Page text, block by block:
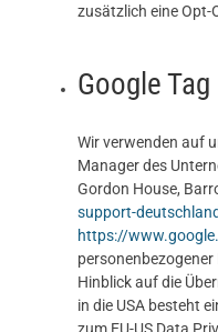
zusätzlich eine Opt-
Google
Wir verwenden auf
Manager des
Gordon House,
support-
https://
Hinblick auf die
in die USA besteht